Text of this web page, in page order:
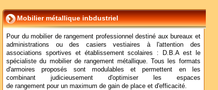
Mobilier métallique inbdustriel
Pour du mobilier de rangement professionnel destiné aux bureaux et
administrations ou des casiers vestiaires à l'attention des
associations sportives et établissement scolaires : D.B.A est le
spécialiste du mobilier de rangement métallique. Tous les formats
d'armoires proposés sont modulables et permettent en les
combinant judicieusement d'optimiser les espaces
de rangement pour un maximum de gain de place et d'efficacité.